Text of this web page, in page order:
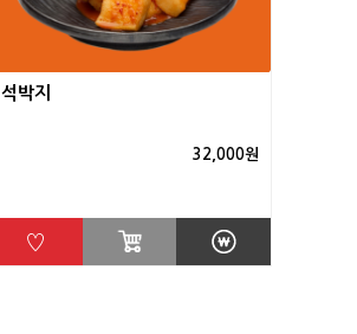
석박지
32,000원
♡